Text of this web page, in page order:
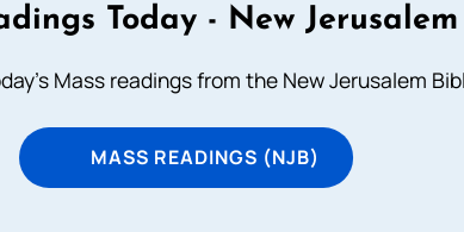
Today - New
Mass readings from the New Jerusalem
MASS READINGS (NJB)